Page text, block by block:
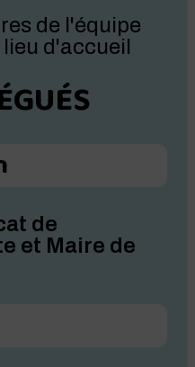
de l'équipe
d'accueil
de
et Maire de